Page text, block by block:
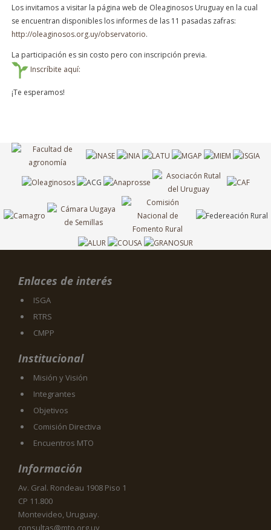
Los invitamos a visitar la página web de Oleaginosos Uruguay en la cual
se encuentran disponibles los informes de las 11 pasadas zafras:
http://oleaginosos.org.uy/observatorio.
La participación es sin costo pero con inscripción previa.
Inscríbite aquí:
¡Te esperamos!
Enlaces de interés
ISGA
RTRS
CMPP
Institucional
Misión y Visión
Integrantes
Objetivos
Comisión Directiva
Encuentros MTO
Información
Av. Gral. Rondeau 1908 Piso 1
CP 11.800
Montevideo, Uruguay.
consultas@mto.org.uy